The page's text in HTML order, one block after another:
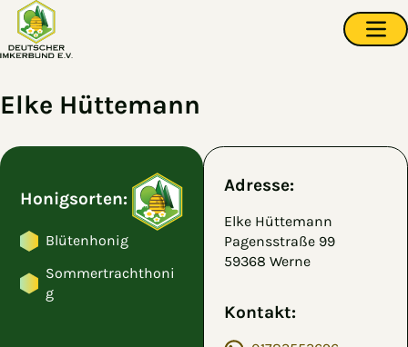
Zum Hauptinhalt springen
Elke Hüttemann
Honigsorten:
Blütenhonig
Sommertrachthoni
g
Adresse:
Elke Hüttemann
Pagensstraße 99
59368 Werne
Kontakt: